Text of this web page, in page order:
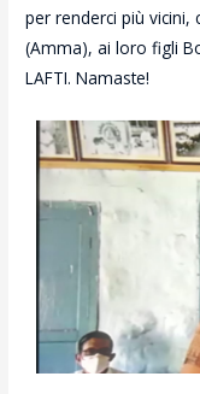
per renderci più
(Amma), ai loro figli
LAFTI. Namaste!